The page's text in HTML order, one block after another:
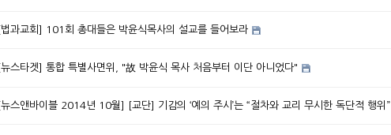
[법과교회] 101회 총대들은 박윤식목사의 설교를 들어보라
[뉴스타겟] 통합 특별사면위, "故 박윤식 목사 처음부터 이단 아니었다"
[뉴스앤바이블 2014년 10월] [교단] 기감의 ‘예의 주시’는 “절차와 교리 무시한 독단적 행위”